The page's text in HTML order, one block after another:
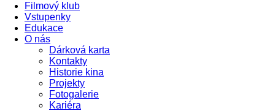
Filmový klub
Vstupenky
Edukace
O nás
Dárková karta
Kontakty
Historie kina
Projekty
Fotogalerie
Kariéra